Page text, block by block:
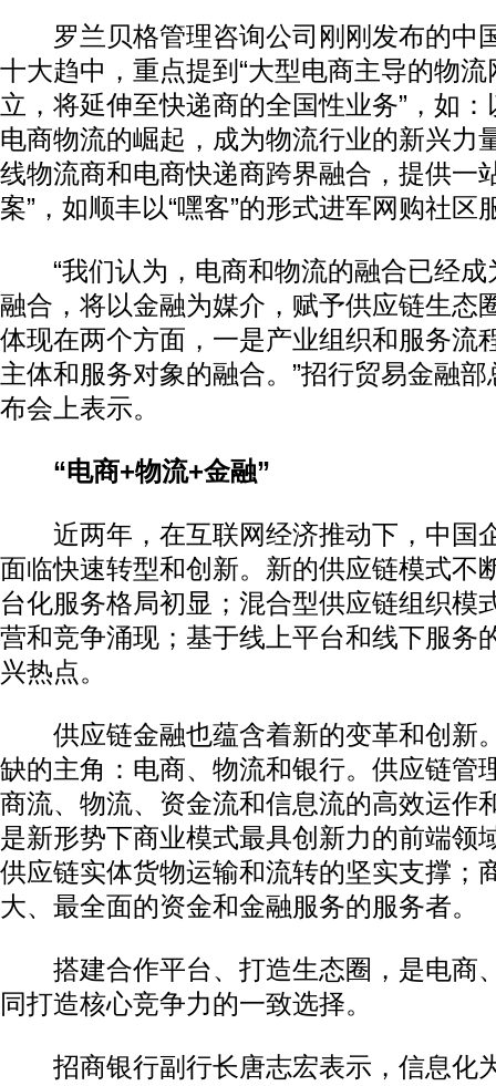
罗兰贝格管理咨询公司刚刚发布的中
十大趋中，重点提到“大型电商主导的物
立，将延伸至快递商的全国性业务”，如
电商物流的崛起，成为物流行业的新兴力
线物流商和电商快递商跨界融合，提供一
案”，如顺丰以“嘿客”的形式进军网购社区
“我们认为，电商和物流的融合已经成
融合，将以金融为媒介，赋予供应链生态
体现在两个方面，一是产业组织和服务流
主体和服务对象的融合。”招行贸易金融
布会上表示。
“电商+物流+金融”
近两年，在互联网经济推动下，中国
面临快速转型和创新。新的供应链模式不
台化服务格局初显；混合型供应链组织模
营和竞争涌现；基于线上平台和线下服务
兴热点。
供应链金融也蕴含着新的变革和创新
缺的主角：电商、物流和银行。供应链管
商流、物流、资金流和信息流的高效运作
是新形势下商业模式最具创新力的前端领
供应链实体货物运输和流转的坚实支撑；
大、最全面的资金和金融服务的服务者。
搭建合作平台、打造生态圈，是电商
同打造核心竞争力的一致选择。
招商银行副行长唐志宏表示，信息化